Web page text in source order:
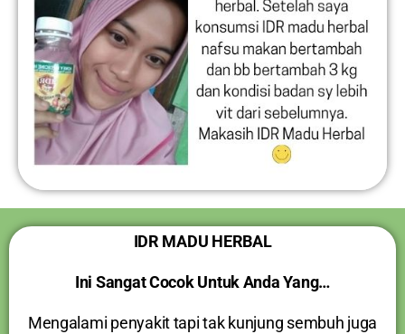
IDR MADU HERBAL
Ini Sangat Cocok Untuk Anda Yang…
Mengalami penyakit tapi tak kunjung sembuh juga